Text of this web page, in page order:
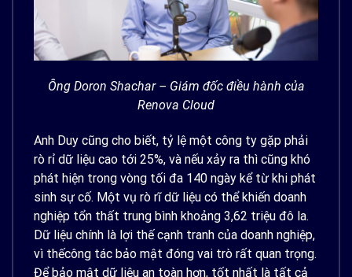
Ông Doron Shachar – Giám đốc điều hành của
Renova Cloud
Anh Duy cũng cho biết, tỷ lệ một công ty gặp phải
rò rỉ dữ liệu cao tới 25%, và nếu xảy ra thì cũng khó
phát hiện trong vòng tối đa 140 ngày kể từ khi phát
sinh sự cố. Một vụ rò rĩ dữ liệu có thể khiến doanh
nghiệp tổn thất trung bình khoảng 3,62 triệu đô la.
Dữ liệu chính là lợi thế cạnh tranh của doanh nghiệp,
vì thếcông tác bảo mật đóng vai trò rất quan trọng.
Để bảo mật dữ liệu an toàn hơn, tốt nhất là tất cả